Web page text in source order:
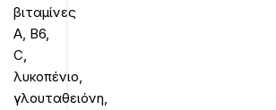
βιταμίνες
Α, Β6,
C,
λυκοπένιο,
γλουταθειόνη,